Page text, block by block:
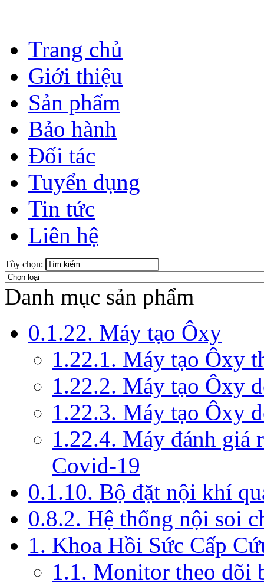
Trang chủ
Giới thiệu
Sản phẩm
Bảo hành
Đối tác
Tuyển dụng
Tin tức
Liên hệ
Tùy chọn:
Danh mục sản phẩm
0.1.22. Máy tạo Ôxy
1.22.1. Máy tạo Ôxy
1.22.2. Máy tạo Ôxy
1.22.3. Máy tạo Ôxy
1.22.4. Máy đánh giá
Covid-19
0.1.10. Bộ đặt nội khí
0.8.2. Hệ thống nội soi
1. Khoa Hồi Sức Cấp
1.1. Monitor theo dõi